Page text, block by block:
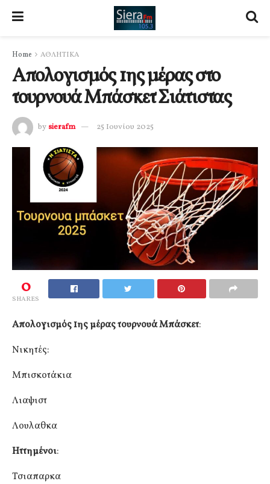
Home ΑΘΛΗΤΙΚΑ
Απολογισμός 1ης μέρας στο
τουρνουά Μπάσκετ Σιάτιστας
by sierafm 25 Ιουνίου 2025
0
SHARES
Απολογισμός 1ης μέρας τουρνουά Μπάσκετ:
‌Νικητές:
Μπισκοτάκια
Λιαψιστ
Λουλαθκα
Ηττημένοι:
Τσιαπαρκα